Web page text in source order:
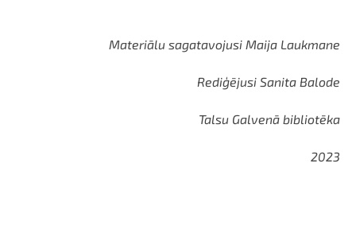
Materiālu sagatavojusi Maija Laukmane
Rediģējusi Sanita Balode
Talsu Galvenā bibliotēka
2023